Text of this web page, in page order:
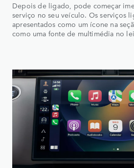
Depois de ligado, pode começar
serviço no seu veículo. Os serviços
apresentados como um ícone na
como uma fonte de multimédia no